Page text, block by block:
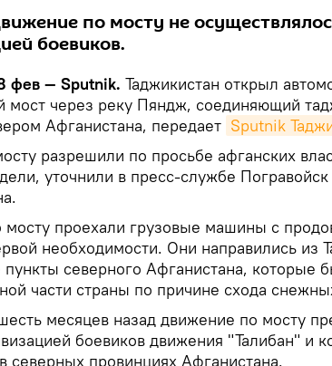
по мосту не
боевиков.
фев — Sputnik. Таджикистан открыл
мост через реку Пяндж, соединяющий
Афганистана, передает Sputnik
разрешили по просьбе афганских
уточнили в пресс-службе
проехали грузовые машины с
необходимости. Они направились из
северного Афганистана, которые
части страны по причине схода
месяцев назад движение по мосту
боевиков движения "Талибан" и
северных провинциях Афганистана.